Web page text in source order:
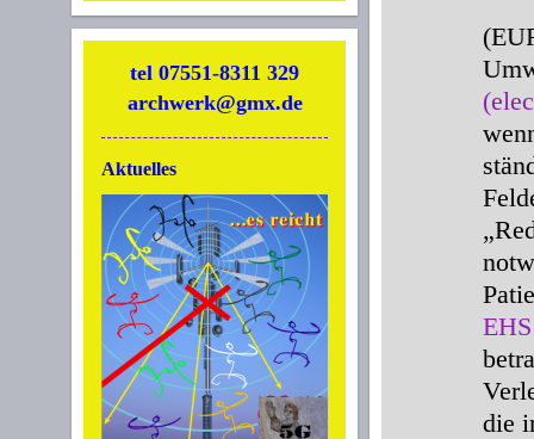
tel 07551-8311 329
archwerk@gmx.de
Aktuelles
EHS
die